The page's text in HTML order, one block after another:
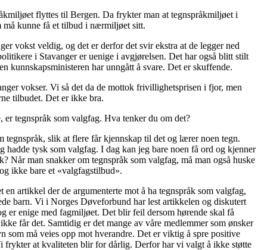
flyttes til Bergen. Da frykter man at tegnspråkmiljøet i
må kunne få et tilbud i nærmiljøet sitt.
vokst veldig, og det er derfor det svir ekstra at de legger ned
i Stavanger er uenige i avgjørelsen. Det har også blitt stilt
kunnskapsministeren har unngått å svare. Det er skuffende.
vokser. Vi så det da de mottok frivillighetsprisen i fjor, men
tilbudet. Det er ikke bra.
tegnspråk som valgfag. Hva tenker du om det?
tegnspråk, slik at flere får kjennskap til det og lærer noen tegn.
hadde tysk som valgfag. I dag kan jeg bare noen få ord og kjenner
Når man snakker om tegnspråk som valgfag, må man også huske
ikke bare et «valgfagstilbud».
artikkel der de argumenterte mot å ha tegnspråk som valgfag,
barn. Vi i Norges Døveforbund har lest artikkelen og diskutert
er enige med fagmiljøet. Det blir feil dersom hørende skal få
får det. Samtidig er det mange av våre medlemmer som ønsker
som må veies opp mot hverandre. Det er viktig å spre positive
frykter at kvaliteten blir for dårlig. Derfor har vi valgt å ikke støtte